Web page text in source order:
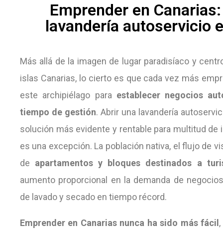
Emprender en
lavandería autoservicio
Más allá de la imagen de lugar paradisíaco y
islas Canarias, lo cierto es que cada vez más
este archipiélago para establecer negocios
tiempo de gestión. Abrir una lavandería
solución más evidente y rentable para multitud de
es una excepción. La población nativa, el flujo de
de apartamentos y bloques destinados a
aumento proporcional en la demanda de
de lavado y secado en tiempo récord.
Emprender en Canarias nunca ha sido más fácil